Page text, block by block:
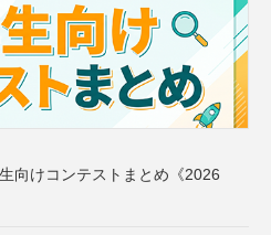
向けコンテストまとめ《2026